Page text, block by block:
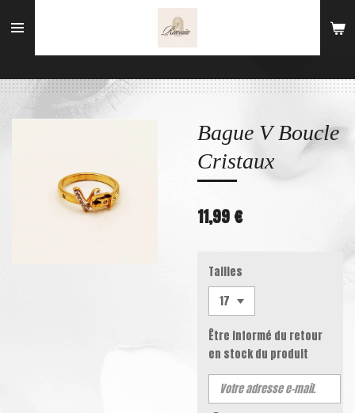
au
Bague V Boucle
Cristaux
11,99 €
Tailles
Être informé du retour
en stock du produit